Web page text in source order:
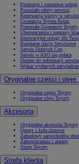
Promocje i sezonowe usługi
Pozostałe oferty serwisu
Rezerwacja wizyty w
Gwarancja Toyota Relax
Pozostałe Gwarancje Toyoty
Ubezpieczenia i naprawy
Innowacyjne usługi dla
Bezpłatne Akcje Serwisowe
Serwis Dobrych Cen
Serwis w ASO się opłaca
Dostęp do informacji
Wykaz wydanych
Oryginalne części i oleje
Oryginalne części Toyoty
Oryginalne oleje Toyoty
Akcesoria
Oryginalne akcesoria Toyoty
Opony i koła zimowe
Zabudowy samochodów
Zabezpieczenia i alarmy
Sklep Toyoty
Strefa klienta